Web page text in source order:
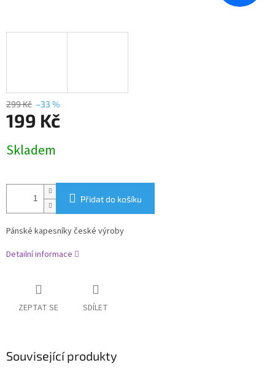
299 Kč –33 %
199 Kč
cena:
Skladem
Přidat do košíku
Pánské kapesníky české výroby
Detailní informace
ZEPTAT SE SDÍLET
Související produkty